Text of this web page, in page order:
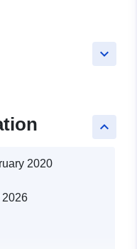
keyboard_arrow_down
keyboard_arrow_up
2020
2026